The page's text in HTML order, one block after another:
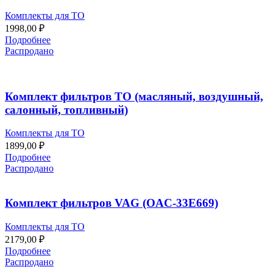
Комплекты для ТО
1998,00 ₽
Подробнее
Распродано
Комплект фильтров ТО (масляный, воздушный,
салонный, топливный)
Комплекты для ТО
1899,00 ₽
Подробнее
Распродано
Комплект фильтров VAG (OAC-33E669)
Комплекты для ТО
2179,00 ₽
Подробнее
Распродано